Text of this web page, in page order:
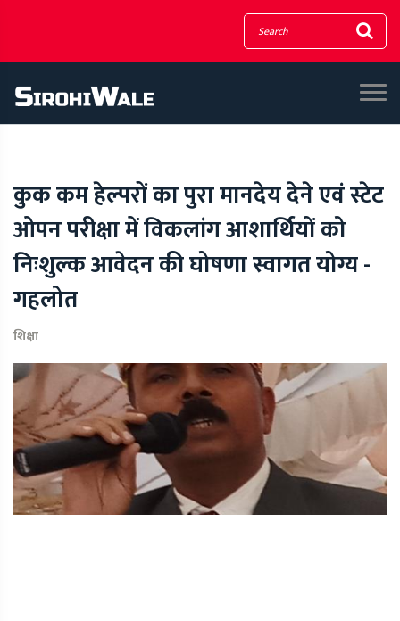
कुक कम हेल्परों का पुरा मानदेय देने एवं स्टेट
ओपन परीक्षा में विकलांग आशार्थियों को
निःशुल्क आवेदन की घोषणा स्वागत योग्य -
गहलोत
शिक्षा